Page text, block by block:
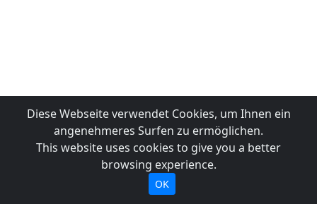
Diese Webseite verwendet Cookies, um Ihnen ein
angenehmeres Surfen zu ermöglichen.
This website uses cookies to give you a better
browsing experience.
OK